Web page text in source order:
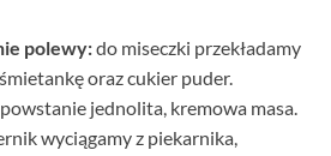
polewy:do miseczki przekładamy
oraz cukier puder.
jednolita, kremowa masa.
wyciągamy z piekarnika,